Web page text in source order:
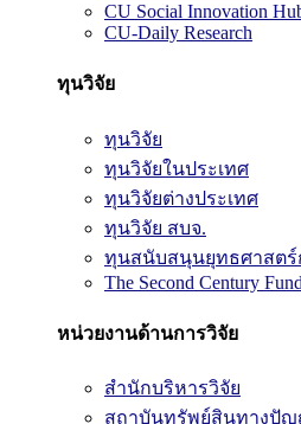
CU Social Innovation
CU-Daily Research
ทุนวิจัย
ทุนวิจัย
ทุนวิจัยในประเทศ
ทุนวิจัยต่างประเทศ
ทุนวิจัย สบจ.
ทุนสนับสนุนยุทธศาสตร์
The Second Century
หน่วยงานด้านการวิจัย
สำนักบริหารวิจัย
สถาบันทรัพย์สินทางปั